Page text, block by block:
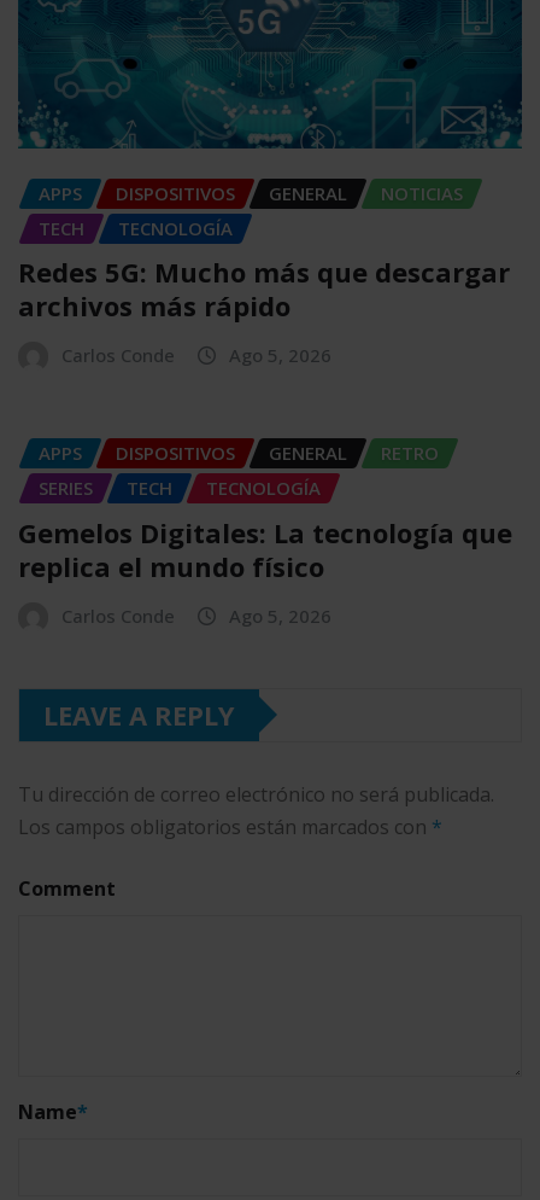
APPS DISPOSITIVOS GENERAL
NOTICIAS
TECH
TECNOLOGÍA
Redes 5G: Mucho más que descargar
archivos más rápido
Carlos Conde Ago 5, 2026
APPS DISPOSITIVOS GENERAL
RETRO
SERIES
TECH TECNOLOGÍA
Gemelos Digitales: La tecnología que
replica el mundo físico
Carlos Conde Ago 5, 2026
LEAVE A REPLY
Tu dirección de correo electrónico no será publicada.
Los campos obligatorios están marcados con *
Comment
Name*